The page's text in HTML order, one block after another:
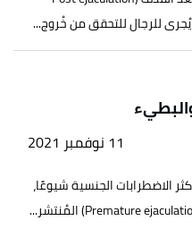
11 نوفمبر 2021
الاضطرابات الجنسية شيوعًا،